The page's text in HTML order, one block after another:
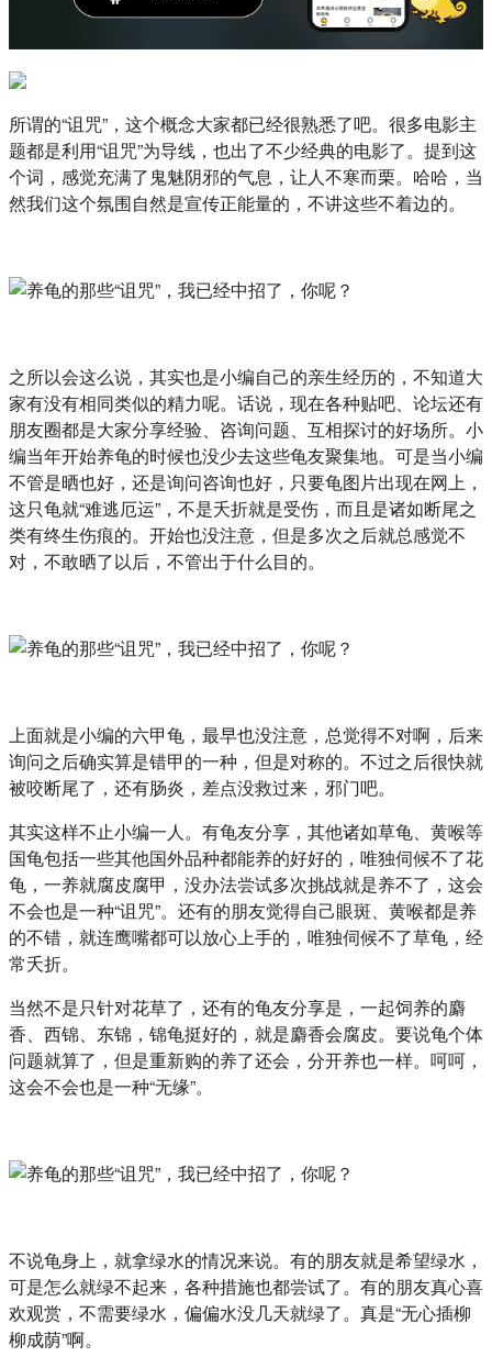
所谓的“诅咒”，这个概念大家都已经很熟悉了吧。很多电影主
题都是利用“诅咒”为导线，也出了不少经典的电影了。提到这
个词，感觉充满了鬼魅阴邪的气息，让人不寒而栗。哈哈，当
然我们这个氛围自然是宣传正能量的，不讲这些不着边的。
之所以会这么说，其实也是小编自己的亲生经历的，不知道大
家有没有相同类似的精力呢。话说，现在各种贴吧、论坛还有
朋友圈都是大家分享经验、咨询问题、互相探讨的好场所。小
编当年开始养龟的时候也没少去这些龟友聚集地。可是当小编
不管是晒也好，还是询问咨询也好，只要龟图片出现在网上，
这只龟就“难逃厄运”，不是夭折就是受伤，而且是诸如断尾之
类有终生伤痕的。开始也没注意，但是多次之后就总感觉不
对，不敢晒了以后，不管出于什么目的。
上面就是小编的六甲龟，最早也没注意，总觉得不对啊，后来
询问之后确实算是错甲的一种，但是对称的。不过之后很快就
被咬断尾了，还有肠炎，差点没救过来，邪门吧。
其实这样不止小编一人。有龟友分享，其他诸如草龟、黄喉等
国龟包括一些其他国外品种都能养的好好的，唯独伺候不了花
龟，一养就腐皮腐甲，没办法尝试多次挑战就是养不了，这会
不会也是一种“诅咒”。还有的朋友觉得自己眼斑、黄喉都是养
的不错，就连鹰嘴都可以放心上手的，唯独伺候不了草龟，经
常夭折。
当然不是只针对花草了，还有的龟友分享是，一起饲养的麝
香、西锦、东锦，锦龟挺好的，就是麝香会腐皮。要说龟个体
问题就算了，但是重新购的养了还会，分开养也一样。呵呵，
这会不会也是一种“无缘”。
不说龟身上，就拿绿水的情况来说。有的朋友就是希望绿水，
可是怎么就绿不起来，各种措施也都尝试了。有的朋友真心喜
欢观赏，不需要绿水，偏偏水没几天就绿了。真是“无心插柳
柳成荫”啊。